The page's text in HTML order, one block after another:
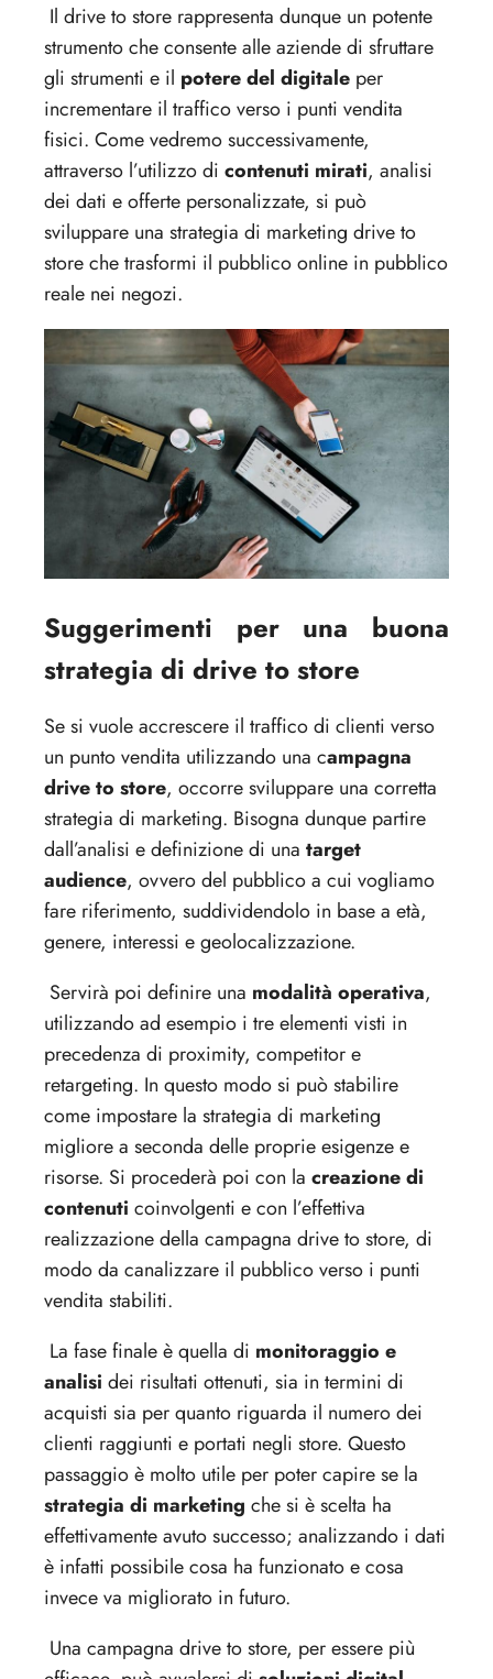
Il drive to store rappresenta dunque un potente
strumento che consente alle aziende di sfruttare
gli strumenti e il potere del digitale per
incrementare il traffico verso i punti vendita
fisici. Come vedremo successivamente,
attraverso l’utilizzo di contenuti mirati, analisi
dei dati e offerte personalizzate, si può
sviluppare una strategia di marketing drive to
store che trasformi il pubblico online in pubblico
reale nei negozi.
Suggerimenti per una buona
strategia di drive to store
Se si vuole accrescere il traffico di clienti verso
un punto vendita utilizzando una campagna
drive to store, occorre sviluppare una corretta
strategia di marketing. Bisogna dunque partire
dall’analisi e definizione di una target
audience, ovvero del pubblico a cui vogliamo
fare riferimento, suddividendolo in base a età,
genere, interessi e geolocalizzazione.
Servirà poi definire una modalità operativa,
utilizzando ad esempio i tre elementi visti in
precedenza di proximity, competitor e
retargeting. In questo modo si può stabilire
come impostare la strategia di marketing
migliore a seconda delle proprie esigenze e
risorse. Si procederà poi con la creazione di
contenuti coinvolgenti e con l’effettiva
realizzazione della campagna drive to store, di
modo da canalizzare il pubblico verso i punti
vendita stabiliti.
La fase finale è quella di monitoraggio e
analisi dei risultati ottenuti, sia in termini di
acquisti sia per quanto riguarda il numero dei
clienti raggiunti e portati negli store. Questo
passaggio è molto utile per poter capire se la
strategia di marketing che si è scelta ha
effettivamente avuto successo; analizzando i dati
è infatti possibile cosa ha funzionato e cosa
invece va migliorato in futuro.
Una campagna drive to store, per essere più